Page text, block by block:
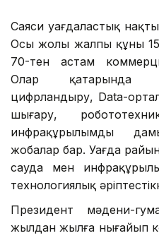
Саяси уағдаластық
Осы жолы жалпы құны
70-тен астам
Олар қатарында
цифрландыру, Data-
шығару,
инфрақұрылымды
жобалар бар. Уағда
сауда мен
технологиялық
Президент мәдени-
жылдан жылға нығайып